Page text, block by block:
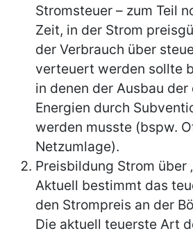
Stromsteuer – zum Teil
Zeit, in der Strom
der Verbrauch über
verteuert werden sollte
in denen der Ausbau der
Energien durch
werden musste (bspw.
Netzumlage).
Preisbildung Strom über
Aktuell bestimmt das
den Strompreis an der
Die aktuell teuerste Art